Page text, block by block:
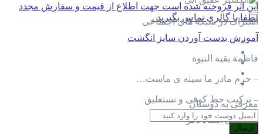
این اثر فروخته شده است جهت اطلاع از قیمت و سفارش مجدد
لطفا با گالری تماس بگیرید .
آموزش بدست آوردن سایز انگشت
فاطمة بقية النبوة
– حرم مادر ما سینه ی ماست…
– ترکیب خط کوفی و نستعلیق
– حکاکی استاد ذکر
اشتراک در شبکه های اجتماعی
معرفی به دوستان
ارسال